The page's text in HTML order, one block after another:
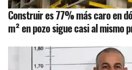
Construir es 77% más caro en
m² en pozo sigue casi al mismo